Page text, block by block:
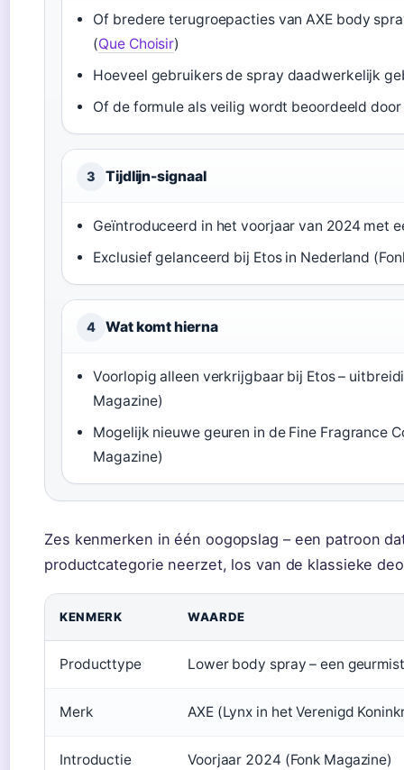
Of bredere terugroepacties van AXE body
(Que Choisir)
Hoeveel gebruikers de spray daadwerkelijk
Of de formule als veilig wordt beoordeeld
3 Tijdlijn-signaal
Geïntroduceerd in het voorjaar van 2024 met
Exclusief gelanceerd bij Etos in Nederland
4 Wat komt hierna
Voorlopig alleen verkrijgbaar bij Etos –
Magazine)
Mogelijk nieuwe geuren in de Fine Fragrance
Magazine)
Zes kenmerken in één oogopslag – een patroon
productcategorie neerzet, los van de klassieke
KENMERK WAARDE
Producttype Lower body spray – een
Merk AXE (Lynx in het Verenigd
Introductie Voorjaar 2024 (Fonk Magazine)